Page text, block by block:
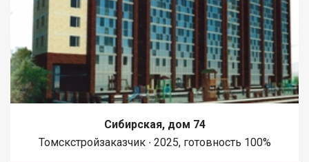
Сибирская, дом 74
Томскстройзаказчик ∙ 2025, готовность 100%